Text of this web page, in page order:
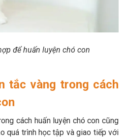
để huấn luyện chó con
tắc vàng trong cách
cách huấn luyện chó con cũng
quá trình học tập và giao tiếp với